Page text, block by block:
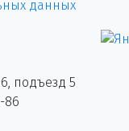
данных
подъезд 5
86